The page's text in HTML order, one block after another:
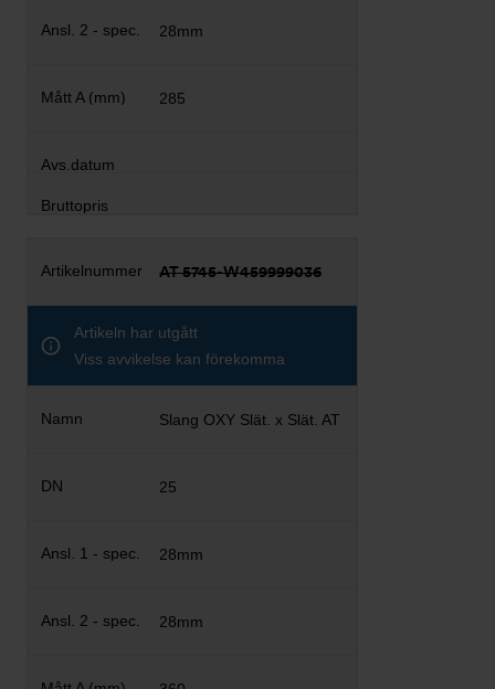
28mm
285
AT 5745-W459999036
Artikeln har utgått
Viss avvikelse kan förekomma
Slang OXY Slät. x Slät. AT
25
28mm
28mm